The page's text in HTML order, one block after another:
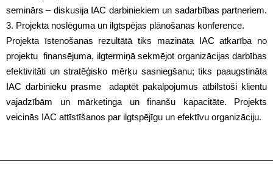
seminārs – diskusija IAC darbiniekiem un sadarbības partneriem.
3. Projekta noslēguma un ilgtspējas plānošanas konference.
Projekta īstenošanas rezultātā tiks mazināta IAC atkarība no
projektu finansējuma, ilgtermiņā sekmējot organizācijas darbības
efektivitāti un stratēģisko mērķu sasniegšanu; tiks paaugstināta
IAC darbinieku prasme adaptēt pakalpojumus atbilstoši klientu
vajadzībām un mārketinga un finanšu kapacitāte. Projekts
veicinās IAC attīstīšanos par ilgtspējīgu un efektīvu organizāciju.